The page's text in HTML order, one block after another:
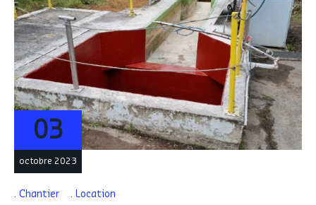
03
octobre 2023
Chantier Location